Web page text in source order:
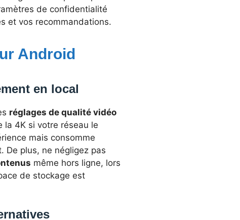
de confidentialité
et vos recommandations.
Android
en local
réglages de qualité vidéo
la 4K si votre réseau le
mais consomme
De plus, ne négligez pas
même hors ligne, lors
de stockage est